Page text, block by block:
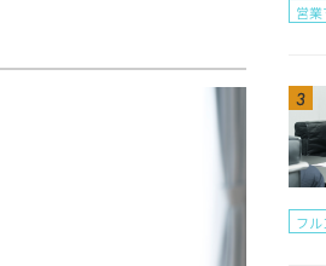
営
フ